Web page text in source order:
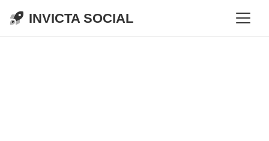
INVICTA SOCIAL